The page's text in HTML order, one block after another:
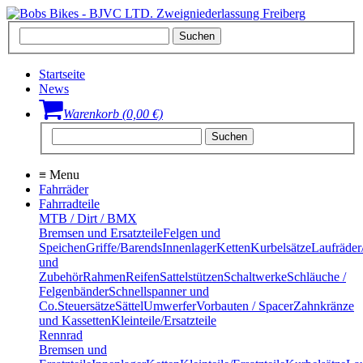
Startseite
News
Warenkorb (0,00 €)
≡ Menu
Fahrräder
Fahrradteile
MTB / Dirt / BMX
Bremsen und ErsatzteileFelgen und
SpeichenGriffe/BarendsInnenlagerKettenKurbelsätze
und
ZubehörRahmenReifenSattelstützenSchaltwerkeSchläuche /
FelgenbänderSchnellspanner und
Co.SteuersätzeSättelUmwerferVorbauten / SpacerZahnkränze
und KassettenKleinteile/Ersatzteile
Rennrad
Bremsen und